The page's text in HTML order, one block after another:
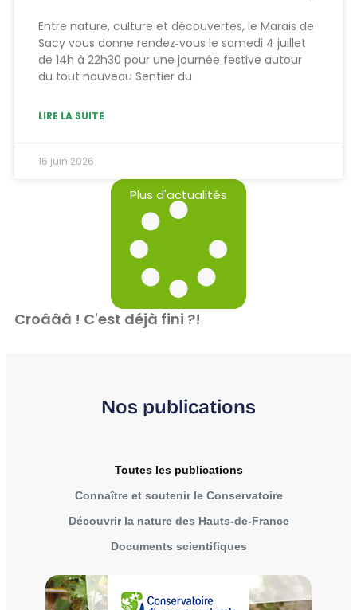
Entre nature, culture et découvertes, le Marais de
Sacy vous donne rendez‑vous le samedi 4 juillet
de 14h à 22h30 pour une journée festive autour
du tout nouveau Sentier du
LIRE LA SUITE
16 juin 2026
Plus d'actualités
Croâââ ! C'est déjà fini ?!
Nos publications
Connaître et soutenir le Conservatoire
Découvrir la nature des Hauts-de-France
Documents scientifiques
Toutes les publications